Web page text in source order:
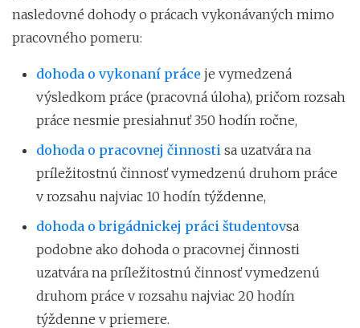
nasledovné dohody o prácach vykonávaných mimo
pracovného pomeru:
dohoda o vykonaní práce je vymedzená
výsledkom práce (pracovná úloha), pričom rozsah
práce nesmie presiahnuť 350 hodín ročne,
dohoda o pracovnej činnosti sa uzatvára na
príležitostnú činnosť vymedzenú druhom práce
v rozsahu najviac 10 hodín týždenne,
dohoda o brigádnickej práci študentovsa
podobne ako dohoda o pracovnej činnosti
uzatvára na príležitostnú činnosť vymedzenú
druhom práce v rozsahu najviac 20 hodín
týždenne v priemere.